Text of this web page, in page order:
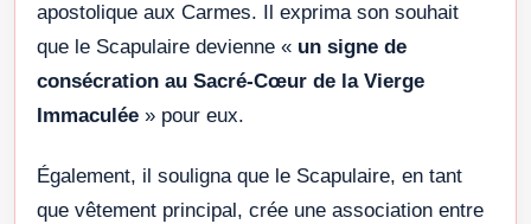
apostolique aux Carmes. Il exprima son souhait
que le Scapulaire devienne « un signe de
consécration au Sacré-Cœur de la Vierge
Immaculée » pour eux.
Également, il souligna que le Scapulaire, en tant
que vêtement principal, crée une association entre